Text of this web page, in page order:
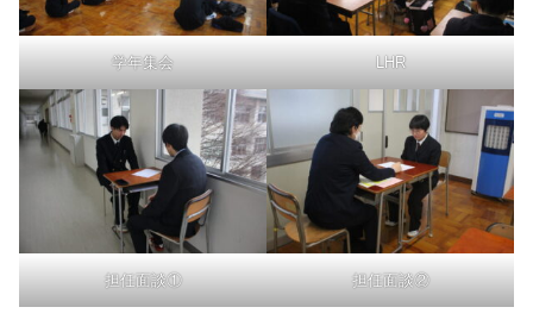
学年集会 LHR
担任面談① 担任面談②